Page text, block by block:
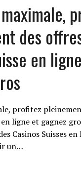
des
en
profitez
ligne et gagnez
Casinos Suisses en
un…